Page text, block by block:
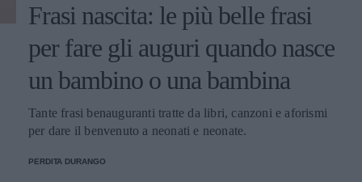
Frasi nascita: le più belle frasi
per fare gli auguri quando nasce
un bambino o una bambina
Tante frasi benauguranti tratte da libri, canzoni e aforismi
per dare il benvenuto a neonati e neonate.
PERDITA DURANGO